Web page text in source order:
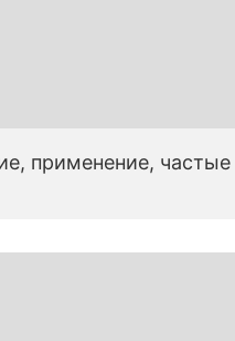
применение, частые